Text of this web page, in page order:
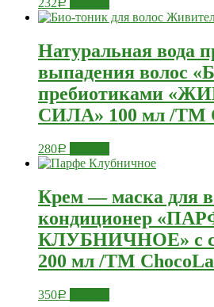
232Р
Натуральная вода
выпадения волос
пребиотиками
СИЛА» 100 мл /ТM
280Р
Крем — маска для
кондиционер
КЛУБНИЧНОЕ» с
200 мл /TM
350Р